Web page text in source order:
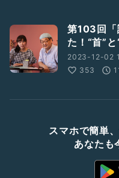
第103回「
た！“首”
2023-12-02
353
スマホで簡単
あなたも